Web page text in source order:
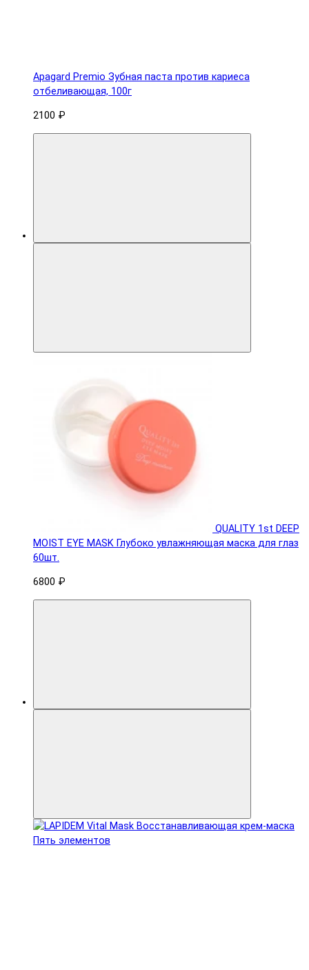
Apagard Premio Зубная паста против кариеса
отбеливающая, 100г
2100 ₽
QUALITY 1st DEEP
MOIST EYE MASK Глубоко увлажняющая маска для глаз
60шт.
6800 ₽